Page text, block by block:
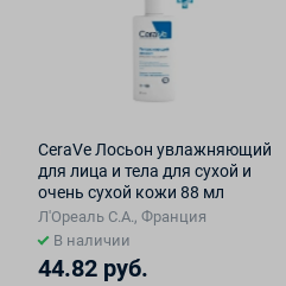
CeraVe Лосьон увлажняющий
для лица и тела для сухой и
очень сухой кожи 88 мл
Л'Ореаль С.А., Франция
В наличии
44.82 руб.